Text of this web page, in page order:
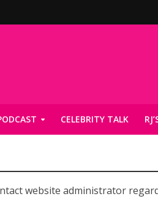
CELEBRITY TALK
website administrator